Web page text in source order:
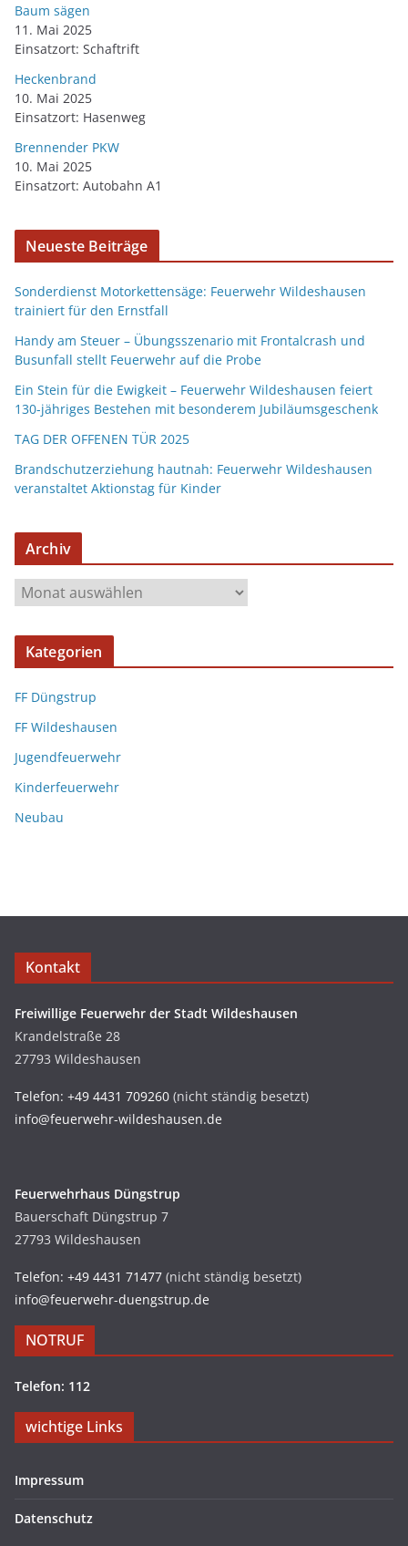
Baum sägen
11. Mai 2025
Einsatzort: Schaftrift
Heckenbrand
10. Mai 2025
Einsatzort: Hasenweg
Brennender PKW
10. Mai 2025
Einsatzort: Autobahn A1
Neueste Beiträge
Sonderdienst Motorkettensäge: Feuerwehr Wildeshausen
trainiert für den Ernstfall
Handy am Steuer – Übungsszenario mit Frontalcrash und
Busunfall stellt Feuerwehr auf die Probe
Ein Stein für die Ewigkeit – Feuerwehr Wildeshausen feiert
130-jähriges Bestehen mit besonderem Jubiläumsgeschenk
TAG DER OFFENEN TÜR 2025
Brandschutzerziehung hautnah: Feuerwehr Wildeshausen
veranstaltet Aktionstag für Kinder
Archiv
Kategorien
FF Düngstrup
FF Wildeshausen
Jugendfeuerwehr
Kinderfeuerwehr
Neubau
Kontakt
Freiwillige Feuerwehr der Stadt Wildeshausen
Krandelstraße 28
27793 Wildeshausen
Telefon: +49 4431 709260 (nicht ständig besetzt)
info@feuerwehr-wildeshausen.de
Feuerwehrhaus Düngstrup
Bauerschaft Düngstrup 7
27793 Wildeshausen
Telefon: +49 4431 71477 (nicht ständig besetzt)
info@feuerwehr-duengstrup.de
NOTRUF
Telefon: 112
wichtige Links
Impressum
Datenschutz